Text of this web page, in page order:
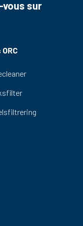
skräp och
turbo® II MAX
vous sur